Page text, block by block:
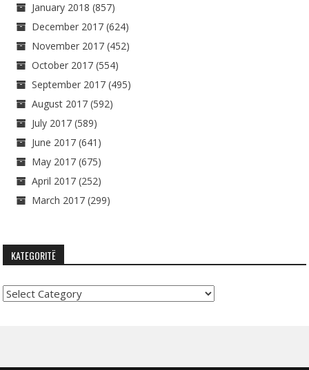
January 2018 (857)
December 2017 (624)
November 2017 (452)
October 2017 (554)
September 2017 (495)
August 2017 (592)
July 2017 (589)
June 2017 (641)
May 2017 (675)
April 2017 (252)
March 2017 (299)
KATEGORITË
Kategoritë